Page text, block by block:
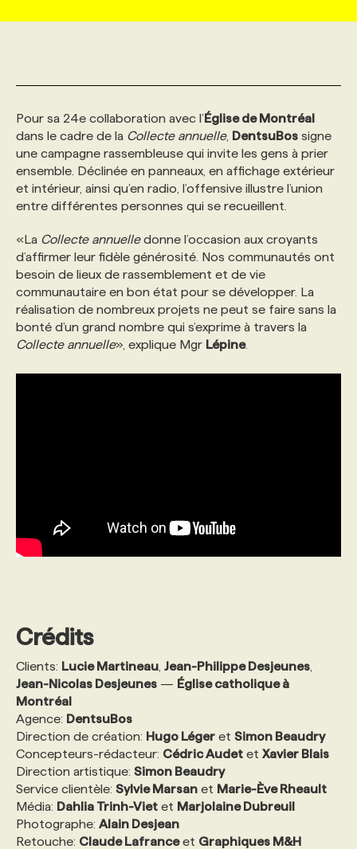
INITIATIVES NUMÉRIQUES
PRIX ET DISTINCTIONS
TENDANCES
MARKETING DURABLE
GEO/SEO
ÉVÉNEMENTIEL
NOS AUTEUR‧RICES
ANNONCEZ AVEC NOUS
PROFIL ENTREPRISE
FAQ
ANNONCEZ AVEC NOUS
PROFIL CANDIDAT
ANNONCEZ AVEC NOUS
NOS PARCOURS DE FORMATIONS
FORMATIONS PERSONNALISÉES
NOS FORMATEUR‧RICES
POURQUOI CHOISIR NOS FORMATIONS
NOS TARIFS
SERVICE DE CHASSE DE TÊTE
NOS TARIFS
NOS EXPERTISES
FAQ
ANNONCEZ AVEC NOUS
Pour sa 24e collaboration avec l’Église de Montréal
dans le cadre de la Collecte annuelle, DentsuBos signe
une campagne rassembleuse qui invite les gens à prier
ensemble. Déclinée en panneaux, en affichage extérieur
et intérieur, ainsi qu’en radio, l’offensive illustre l’union
entre différentes personnes qui se recueillent.
«La Collecte annuelledonne l’occasion aux croyants
d’affirmer leur fidèle générosité. Nos communautés ont
besoin de lieux de rassemblement et de vie
communautaire en bon état pour se développer. La
réalisation de nombreux projets ne peut se faire sans la
bonté d’un grand nombre qui s’exprime à travers la
Collecte annuelle», explique Mgr Lépine.
Crédits
Clients: Lucie Martineau Jean-Philippe Desjeunes
Jean-Nicolas Desjeunes — Église catholique à
Montréal
Agence: DentsuBos
Direction de création: Hugo Léger et Simon Beaudry
Concepteurs-rédacteur: Cédric Audet et Xavier Blais
Direction artistique: Simon Beaudry
Service clientèle: Sylvie Marsan et Marie-Ève Rheault
Média: Dahlia Trinh-Viet et Marjolaine Dubreuil
Photographe: Alain Desjean
Retouche: Claude Lafranceet Graphiques M&H